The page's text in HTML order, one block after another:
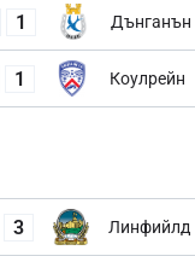
1 Дънганън
1 Коулрейн
3 Линфийлд